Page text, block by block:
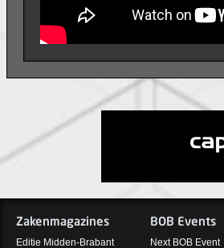
Zakenmagazines
Editie Midden-Brabant
BOB Events
Next BOB Event